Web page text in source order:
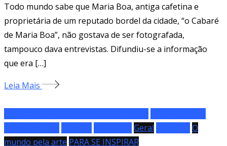
Todo mundo sabe que Maria Boa, antiga cafetina e
proprietária de um reputado bordel da cidade, “o Cabaré
de Maria Boa”, não gostava de ser fotografada,
tampouco dava entrevistas. Difundiu-se a informação
que era […]
Leia Mais
Geral
O
mundo pela arte PARA SE INSPIRAR